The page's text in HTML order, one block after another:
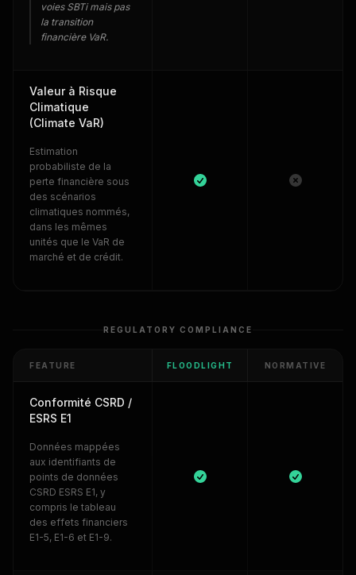
voies SBTi mais pas
la transition
financière VaR.
Valeur à Risque
Climatique
(Climate VaR)
Estimation
probabiliste de la
perte financière sous
des scénarios
climatiques nommés,
dans les mêmes
unités que le VaR de
marché et de crédit.
REGULATORY COMPLIANCE
FEATURE FLOODLIGHT NORMATIVE
Conformité CSRD /
ESRS E1
Données mappées
aux identifiants de
points de données
CSRD ESRS E1, y
compris le tableau
des effets financiers
E1-5, E1-6 et E1-9.